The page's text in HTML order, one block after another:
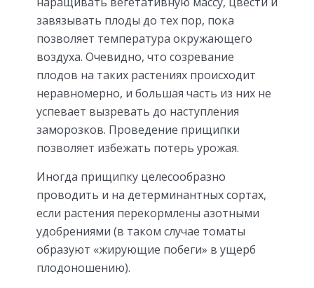
завязывать плоды до тех пор, пока
позволяет температура окружающего
воздуха. Очевидно, что созревание
плодов на таких растениях происходит
неравномерно, и большая часть из них не
успевает вызревать до наступления
заморозков. Проведение прищипки
позволяет избежать потерь урожая.
Иногда прищипку целесообразно
проводить и на детерминантных сортах,
если растения перекормлены азотными
удобрениями (в таком случае томаты
образуют «жирующие побеги» в ущерб
плодоношению).